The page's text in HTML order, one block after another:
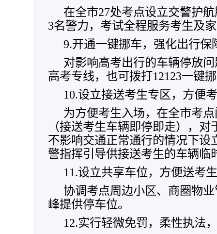
在全市27处考点设立交警护
3名警力，考试全程服务考生及
9.开通一键挪车，强化出行保
对影响高考出行的车辆停放
高考专线，也可拨打12123一键
10.设立接送考生专区，方便
为方便考生入场，在全市考
（接送考生车辆即停即走），
不影响交通正常通行的情况下设
警指挥引导供接送考生的车辆临
11.设立共享车位，方便送考
协调考点周边小区、商圈物
峰提供停车位。
12.实行轻微免罚，柔性执法